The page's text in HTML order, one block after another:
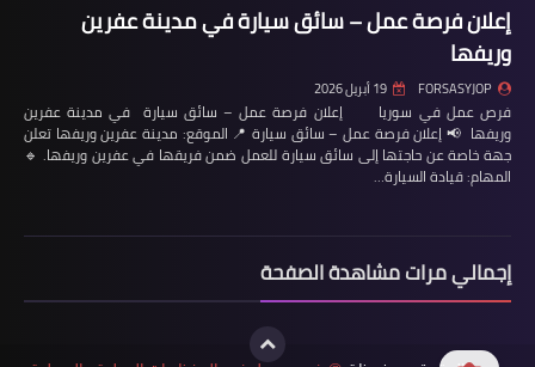
إعلان فرصة عمل – سائق سيارة في مدينة عفرين
وريفها
FORSASYJOP 19 أبريل 2026
فرص عمل في سوريا إعلان فرصة عمل – سائق سيارة في مدينة عفرين
وريفها 📢 إعلان فرصة عمل – سائق سيارة 📍 الموقع: مدينة عفرين وريفها تعلن
جهة خاصة عن حاجتها إلى سائق سيارة للعمل ضمن فريقها في عفرين وريفها. 🔹
المهام: قيادة السيارة…
إجمالي مرات مشاهدة الصفحة